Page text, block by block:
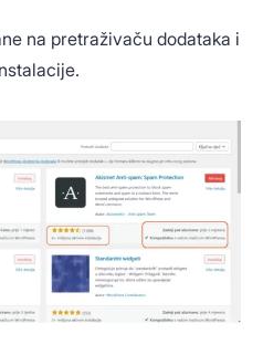
na pretraživaču dodataka i